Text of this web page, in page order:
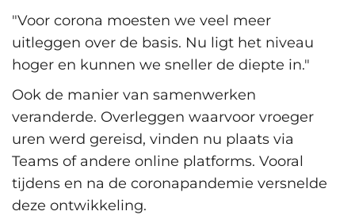
"Voor corona moesten we veel meer
uitleggen over de basis. Nu ligt het niveau
hoger en kunnen we sneller de diepte in."
Ook de manier van samenwerken
veranderde. Overleggen waarvoor vroeger
uren werd gereisd, vinden nu plaats via
Teams of andere online platforms. Vooral
tijdens en na de coronapandemie versnelde
deze ontwikkeling.